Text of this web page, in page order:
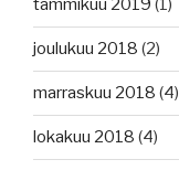
tammikuu 2019 (1)
joulukuu 2018 (2)
marraskuu 2018 (4)
lokakuu 2018 (4)